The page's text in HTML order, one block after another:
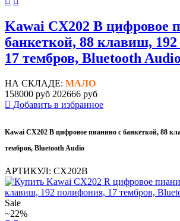
Kawai CX202 B цифровое
банкеткой, 88 клавиш,
17 тембров, Bluetooth Audio
НА СКЛАДЕ: МАЛО
158000 руб 202666 руб
Добавить в избранное
Kawai CX202 B цифровое пианино с банкеткой, 88
тембров, Bluetooth Audio
АРТИКУЛ: CX202B
Sale
~22%